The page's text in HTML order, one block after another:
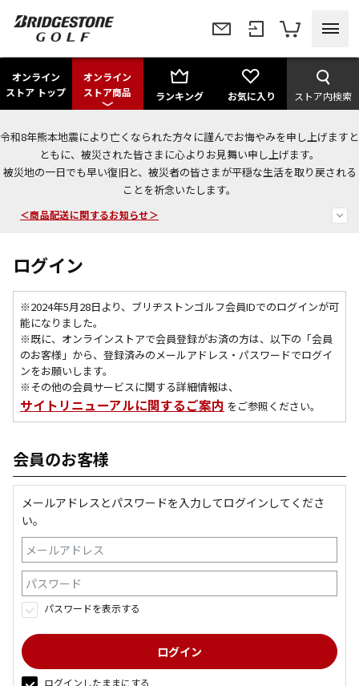
オンライン
ストア トップ
オンライン
ストア商品
ランキング お気に入り ストア内検索
令和8年熊本地震により亡くなられた方々に謹んでお悔やみを申し上げますと
ともに、被災された皆さまに心よりお見舞い申し上げます。
被災地の一日でも早い復旧と、被災者の皆さまが平穏な生活を取り戻される
ことを祈念いたします。
今なら新規会員登録で1,000円OFFクーポンプレゼント！
＜商品配送に関するお知らせ＞
ログイン
※2024年5月28日より、ブリヂストンゴルフ会員IDでのログインが可
能になりました。
※既に、 オンラインストアで会員登録がお済の方は、以下の「会員
のお客様」から、登録済みのメールアドレス・パスワードでログイ
ンをお願いします。
※その他の会員サービスに関する詳細情報は、
サイトリニューアルに関するご案内 をご参照ください。
会員のお客様
メールアドレスとパスワードを入力してログインしてくださ
い。
パスワードを表示する
ログインしたままにする